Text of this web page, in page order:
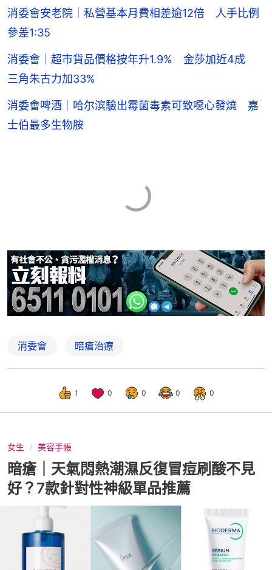
消委會安老院｜私營基本月費相差逾12倍 人手比例
參差1:35
消委會｜超市貨品價格按年升1.9% 金莎加近4成
三角朱古力加33%
消委會啤酒｜哈尔滨驗出霉菌毒素可致噁心發燒 嘉
士伯最多生物胺
消委會 暗瘡治療
1 0 0 0 0
女生 美容手帳
暗瘡｜天氣悶熱潮濕反復冒痘刷酸不見
好？7款針對性神級單品推薦